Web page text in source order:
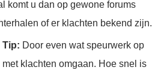
komt u dan op gewone forums
of er klachten bekend zijn.
Tip: Door even wat speurwerk op
klachten omgaan. Hoe snel is